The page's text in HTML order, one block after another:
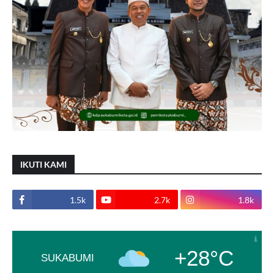
IKUTI KAMI
1.5k 2.7k 1.8k
SUKABUMI +28°C